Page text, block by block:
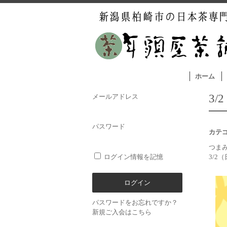
ホーム
3/
カテ
つま
3/2（
メールアドレス
パスワード
ログイン情報を記憶
パスワードをお忘れですか？
新規ご入会はこちら